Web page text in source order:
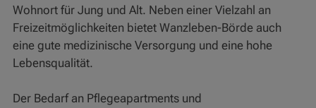
Wohnort für Jung und Alt. Neben einer Vielzahl an
Freizeitmöglichkeiten bietet Wanzleben-Börde auch
eine gute medizinische Versorgung und eine hohe
Lebensqualität.
Der Bedarf an Pflegeapartments und